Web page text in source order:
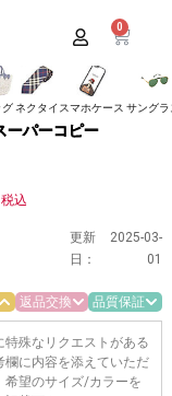
0
グネクタイ スマホケース サング
FFカシミア マフラー ス
ェンディ FFカシミア
ーパーコピー
税込
更新
日：
2025-03-
01
返品交換 品質保証
特殊なリクエストがある
欄に内容を添えていただ
希望のサイズ/カラーを